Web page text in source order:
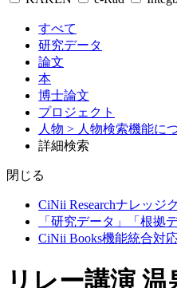
すべて
研究データ
論文
本
博士論文
プロジェクト
人物 > 人物検索機能に
詳細検索
閉じる
CiNii Researchナレッジ
「研究データ」「根拠
CiNii Books機能統合対
リレー講演